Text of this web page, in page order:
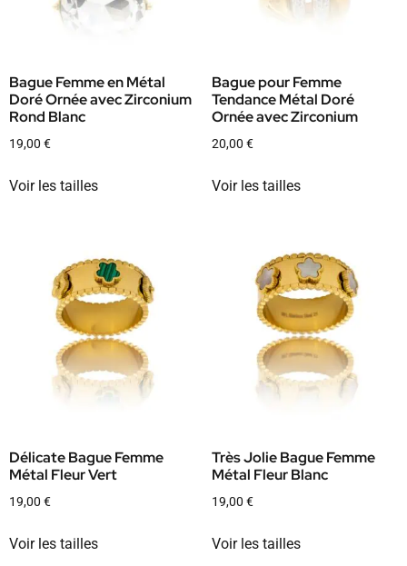
Bague Femme en Métal
Doré Ornée avec Zirconium
Rond Blanc
19,00 €
Voir les tailles
Bague pour Femme
Tendance Métal Doré
Ornée avec Zirconium
20,00 €
Voir les tailles
Délicate Bague Femme
Métal Fleur Vert
19,00 €
Voir les tailles
Très Jolie Bague Femme
Métal Fleur Blanc
19,00 €
Voir les tailles